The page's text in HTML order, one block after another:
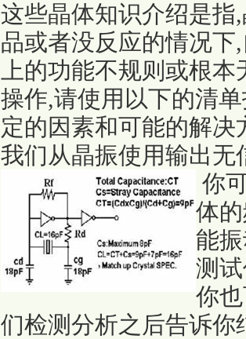
这些晶体知识介绍是
品或者没反应的情况
上的功能不规则或根
操作,请使用以下的清
定的因素和可能的解决
我们从晶振使用输出
你
体
能
测
你
们检测分析之后告诉你